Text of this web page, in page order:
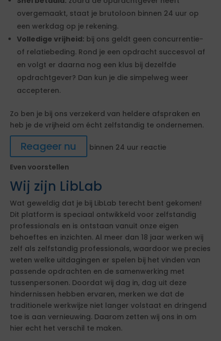
overgemaakt, staat je brutoloon binnen 24 uur op
een werkdag op je rekening.
Volledige vrijheid: bij ons geldt geen concurrentie-
of relatiebeding. Rond je een opdracht succesvol af
en volgt er daarna nog een klus bij dezelfde
opdrachtgever? Dan kun je die simpelweg weer
accepteren.
Zo ben je bij ons verzekerd van heldere afspraken en
heb je de vrijheid om écht zelfstandig te ondernemen.
Reageer nu
binnen 24 uur reactie
Even voorstellen
Wij zijn LibLab
Wat geweldig dat je bij LibLab terecht bent gekomen!
Dit platform is speciaal ontwikkeld voor zelfstandig
professionals en is ontstaan vanuit onze eigen
behoeftes en inzichten. Al meer dan 18 jaar werken wij
zelf als zelfstandig professionals, waardoor we precies
weten welke uitdagingen er spelen bij het vinden van
passende opdrachten en de samenwerking met
tussenpersonen. Doordat wij dag in, dag uit deze
hindernissen hebben ervaren, merken we dat de
traditionele werkwijze niet langer volstaat en dringend
toe is aan vernieuwing. Daarom zetten wij ons in om
hier echt het verschil te maken.